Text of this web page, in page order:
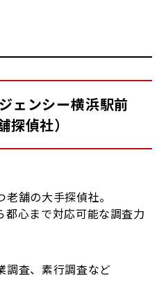
ェンシー横浜駅前
探偵社）
舗の大手探偵社。
都心まで対応可能な調査力
調査、素行調査など